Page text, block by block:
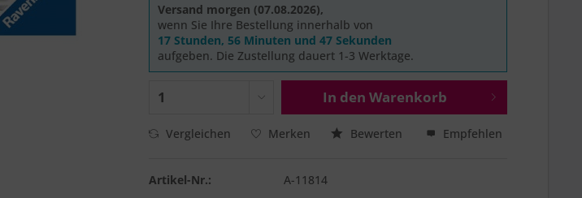
Versand morgen (07.08.2026),
wenn Sie Ihre Bestellung innerhalb von
17 Stunden, 56 Minuten und 46 Sekunden
aufgeben. Die Zustellung dauert 1-3 Werktage.
In den Warenkorb
Vergleichen Merken Bewerten Empfehlen
Artikel-Nr.: A-11814